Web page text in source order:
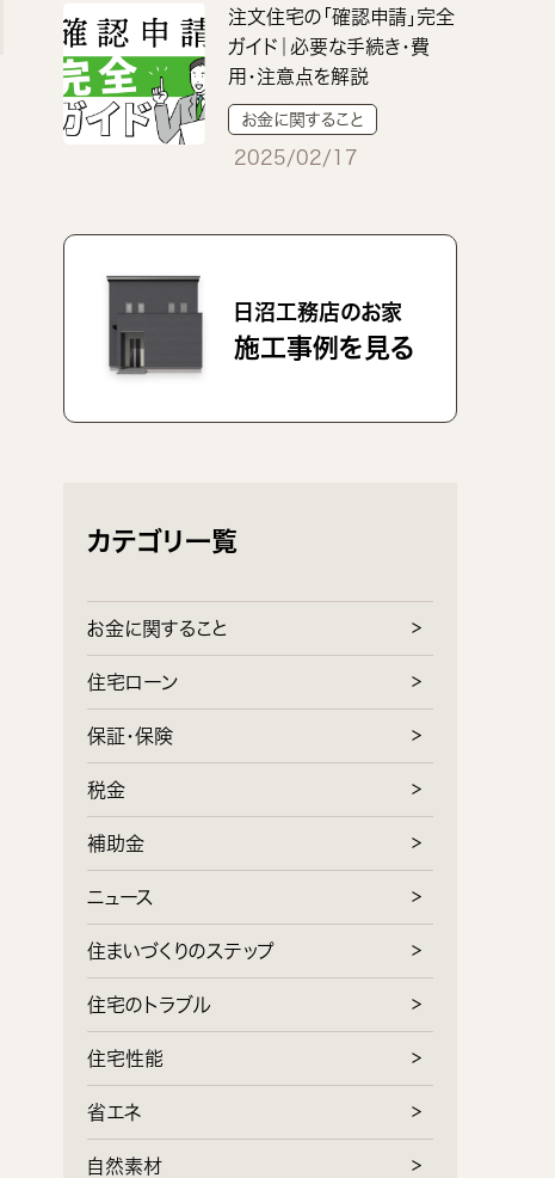
注文住宅の「確認申請」完全
ガイド｜必要な手続き・費
用・注意点を解説
お金に関すること
2025/02/17
日沼工務店のお家
施工事例を見る
カテゴリ一覧
お金に関すること
住宅ローン
保証・保険
税金
補助金
ニュース
住まいづくりのステップ
住宅のトラブル
住宅性能
省エネ
自然素材